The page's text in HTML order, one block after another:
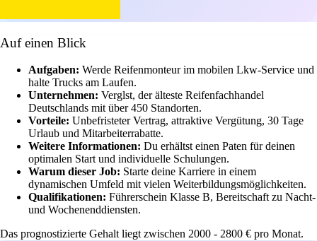
Auf einen Blick
Aufgaben: Werde Reifenmonteur im mobilen Lkw-Service und
halte Trucks am Laufen.
Unternehmen: Verglst, der älteste Reifenfachhandel
Deutschlands mit über 450 Standorten.
Vorteile: Unbefristeter Vertrag, attraktive Vergütung, 30 Tage
Urlaub und Mitarbeiterrabatte.
Weitere Informationen: Du erhältst einen Paten für deinen
optimalen Start und individuelle Schulungen.
Warum dieser Job: Starte deine Karriere in einem
dynamischen Umfeld mit vielen Weiterbildungsmöglichkeiten.
Qualifikationen: Führerschein Klasse B, Bereitschaft zu Nacht-
und Wochenenddiensten.
Das prognostizierte Gehalt liegt zwischen 2000 - 2800 € pro Monat.